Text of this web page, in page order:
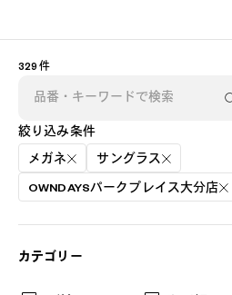
329 件
絞り込み条件
メガネ サングラス
OWNDAYSパークプレイス大分店
カテゴリー